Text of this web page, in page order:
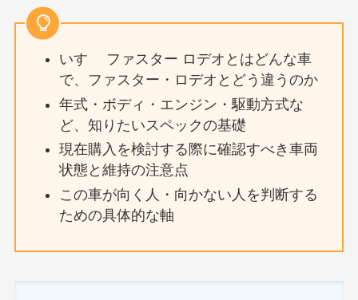
いすゞ ファスター ロデオとはどんな車
で、ファスター・ロデオとどう違うのか
年式・ボディ・エンジン・駆動方式な
ど、知りたいスペックの基礎
現在購入を検討する際に確認すべき車両
状態と維持の注意点
この車が向く人・向かない人を判断する
ための具体的な軸